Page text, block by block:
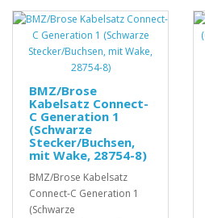
BMZ/Brose
Kabelsatz Connect-
C Generation 1
(Schwarze
Stecker/Buchsen,
mit Wake, 28754-8)
BMZ/Brose Kabelsatz
Connect-C Generation 1
(Schwarze